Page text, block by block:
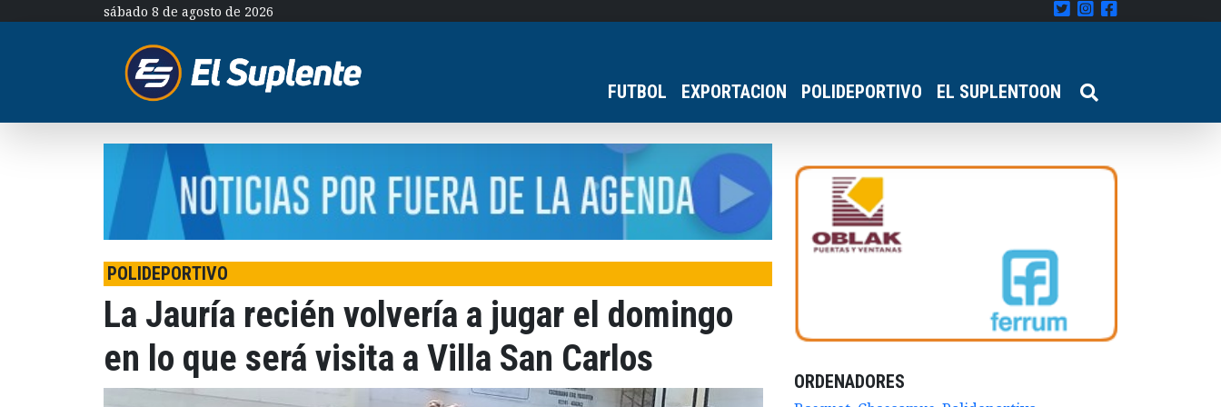
sábado 8 de agosto de 2026
FUTBOL EXPORTACION POLIDEPORTIVO EL SUPLENTOON
POLIDEPORTIVO
La Jauría recién volvería a jugar el domingo
en lo que será visita a Villa San Carlos
ORDENADORES